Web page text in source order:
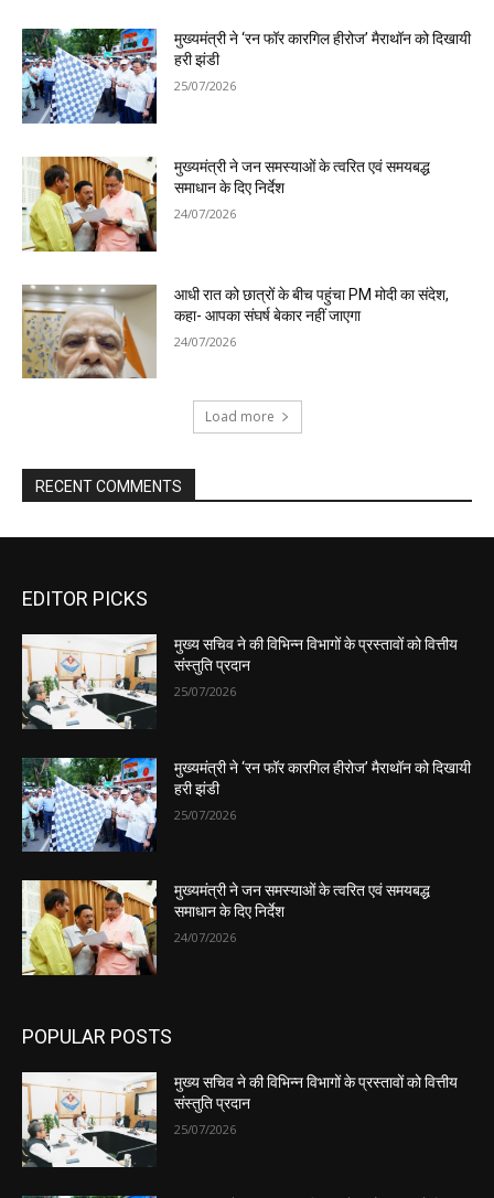
EDITOR PICKS
मुख्य सचिव ने की विभिन्न विभागों के प्रस्तावों को वित्तीय
संस्तुति प्रदान
25/07/2026
मुख्यमंत्री ने ‘रन फॉर कारगिल हीरोज’ मैराथॉन को दिखायी
हरी झंडी
25/07/2026
मुख्यमंत्री ने जन समस्याओं के त्वरित एवं समयबद्ध
समाधान के दिए निर्देश
24/07/2026
POPULAR POSTS
मुख्य सचिव ने की विभिन्न विभागों के प्रस्तावों को वित्तीय
संस्तुति प्रदान
25/07/2026